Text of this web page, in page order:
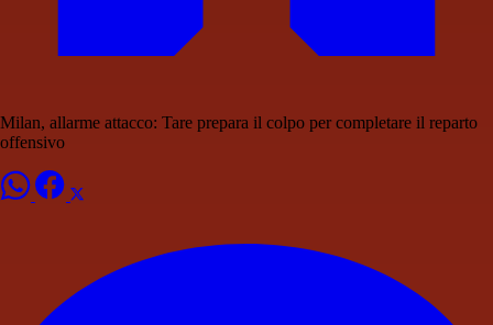
Milan, allarme attacco: Tare prepara il colpo per completare il reparto
offensivo